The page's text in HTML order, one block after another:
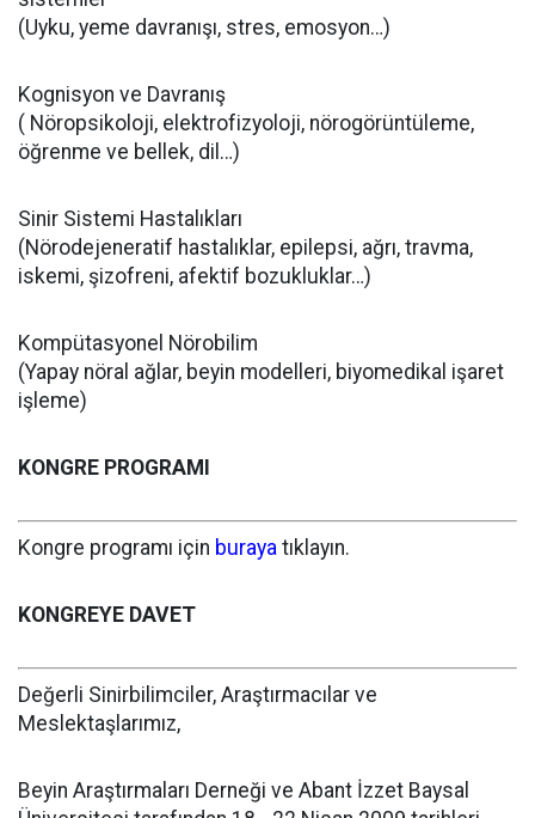
(Uyku, yeme davranışı, stres, emosyon…)
Kognisyon ve Davranış
( Nöropsikoloji, elektrofizyoloji, nörogörüntüleme,
öğrenme ve bellek, dil…)
Sinir Sistemi Hastalıkları
(Nörodejeneratif hastalıklar, epilepsi, ağrı, travma,
iskemi, şizofreni, afektif bozukluklar…)
Kompütasyonel Nörobilim
(Yapay nöral ağlar, beyin modelleri, biyomedikal işaret
işleme)
KONGRE PROGRAMI
Kongre programı için buraya tıklayın.
KONGREYE DAVET
Değerli Sinirbilimciler, Araştırmacılar ve
Meslektaşlarımız,
Beyin Araştırmaları Derneği ve Abant İzzet Baysal